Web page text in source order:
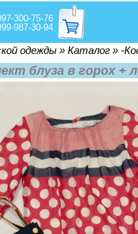
300-75-76
987-30-94
одежды » Каталог » -
блуза в горох +